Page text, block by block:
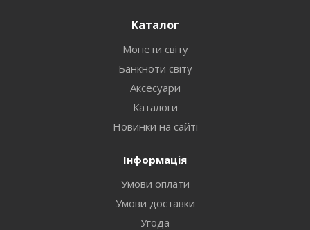
Каталог
Монети світу
Банкноти світу
Аксесуари
Каталоги
Новинки на сайті
Інформація
Умови оплати
Умови доставки
Угода